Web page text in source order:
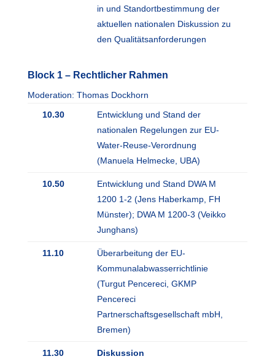
in und Standortbestimmung der
aktuellen nationalen Diskussion zu
den Qualitätsanforderungen
Block 1 – Rechtlicher Rahmen
Moderation: Thomas Dockhorn
10.30
Entwicklung und Stand der
nationalen Regelungen zur EU-
Water-Reuse-Verordnung
(Manuela Helmecke, UBA)
10.50
Entwicklung und Stand DWA M
1200 1-2 (Jens Haberkamp, FH
Münster); DWA M 1200-3 (Veikko
Junghans)
11.10
Überarbeitung der EU-
Kommunalabwasserrichtlinie
(Turgut Pencereci, GKMP
Pencereci
Partnerschaftsgesellschaft mbH,
Bremen)
11.30 Diskussion